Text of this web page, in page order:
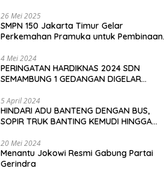
SERANG
26 Mei 2025
SMPN 150 Jakarta Timur Gelar
Perkemahan Pramuka untuk Pembinaan
4 Mei 2024
PERINGATAN HARDIKNAS 2024 SDN
SEMAMBUNG 1 GEDANGAN DIGELAR
5 April 2024
HINDARI ADU BANTENG DENGAN BUS,
SOPIR TRUK BANTING KEMUDI HINGGA
20 Mei 2024
Menantu Jokowi Resmi Gabung Partai
Gerindra